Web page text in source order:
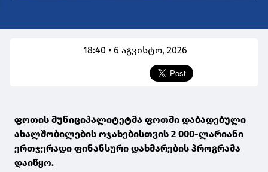
18:40 • 6 აგვისტო, 2026
ფოთის მუნიციპალიტეტმა ფოთში დაბადებული
ახალშობილების ოჯახებისთვის 2 000-ლარიანი
ერთჯერადი ფინანსური დახმარების პროგრამა
დაიწყო.